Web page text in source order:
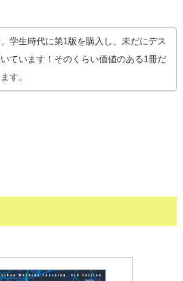
学生時代に第1版を購入し、未だにデス
ています！そのくらい価値のある1冊だ
す。